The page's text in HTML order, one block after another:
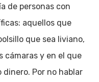
de personas con
aquellos que
que sea liviano,
cámaras y en el que
Por no hablar